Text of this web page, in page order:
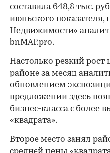
составила 648,8 тыс.
июньского показателя,
Недвижимости»
bnMAP.pro.
Настолько резкий
районе за месяц
обновлением
предложении здесь
бизнес-класса с более
«квадрата».
Второе место занял